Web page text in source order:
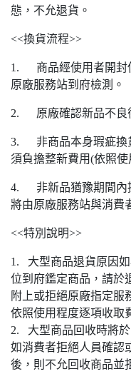
態，不允退貨。
<<換貨流程>>
1. 商品經使用者開封
原廠服務站到府檢測。
2. 原廠確認新品不良
3. 非商品本身瑕疵換
須負擔整新費用(依照使
4. 非新品猶豫期間內
將由原廠服務站與消費
<<特別說明>>
1. 大型商品退貨原因
位到府鑑定商品，請於
附上或拒絕原廠指定服
依照使用程度逐項收取
2. 大型商品回收時將於
如消費者拒絕人員確認
後，則不允回收商品並